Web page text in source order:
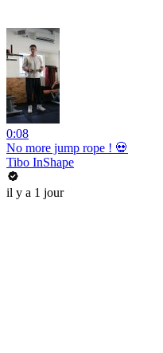
0:08
No more jump rope ! 💀
Tibo InShape
il y a 1 jour